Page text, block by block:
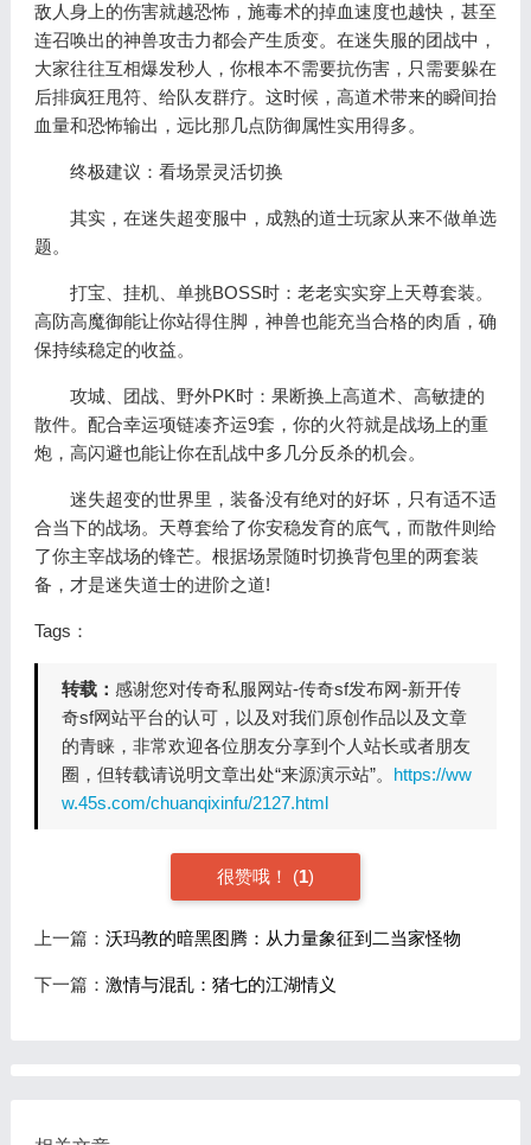
敌人身上的伤害就越恐怖，施毒术的掉血速度也越快，甚至
连召唤出的神兽攻击力都会产生质变。在迷失服的团战中，
大家往往互相爆发秒人，你根本不需要抗伤害，只需要躲在
后排疯狂甩符、给队友群疗。这时候，高道术带来的瞬间抬
血量和恐怖输出，远比那几点防御属性实用得多。
终极建议：看场景灵活切换
其实，在迷失超变服中，成熟的道士玩家从来不做单选
题。
打宝、挂机、单挑BOSS时：老老实实穿上天尊套装。
高防高魔御能让你站得住脚，神兽也能充当合格的肉盾，确
保持续稳定的收益。
攻城、团战、野外PK时：果断换上高道术、高敏捷的
散件。配合幸运项链凑齐运9套，你的火符就是战场上的重
炮，高闪避也能让你在乱战中多几分反杀的机会。
迷失超变的世界里，装备没有绝对的好坏，只有适不适
合当下的战场。天尊套给了你安稳发育的底气，而散件则给
了你主宰战场的锋芒。根据场景随时切换背包里的两套装
备，才是迷失道士的进阶之道!
Tags：
转载： 感谢您对传奇私服网站-传奇sf发布网-新开传
奇sf网站平台的认可，以及对我们原创作品以及文章
的青睐，非常欢迎各位朋友分享到个人站长或者朋友
圈，但转载请说明文章出处“来源演示站”。 https://ww
w.45s.com/chuanqixinfu/2127.html
很赞哦！ (1)
上一篇： 沃玛教的暗黑图腾：从力量象征到二当家怪物
下一篇： 激情与混乱：猪七的江湖情义